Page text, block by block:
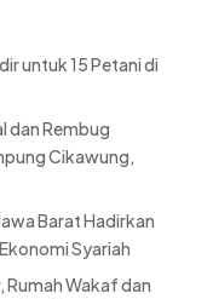
untuk 15 Petani di
dan Rembug
Cikawung,
Barat Hadirkan
Syariah
Rumah Wakaf dan